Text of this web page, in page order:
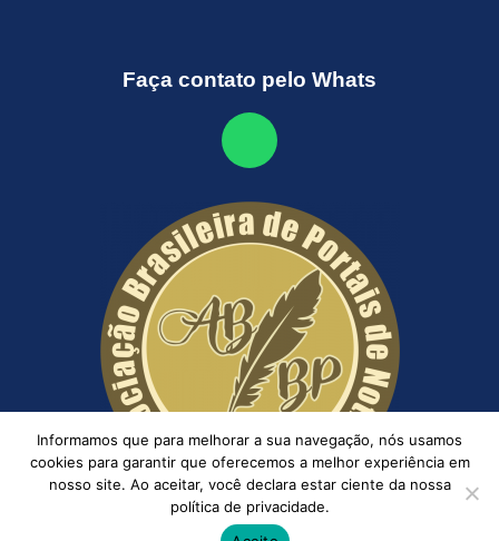
Faça contato pelo Whats
Informamos que para melhorar a sua navegação, nós usamos
cookies para garantir que oferecemos a melhor experiência em
nosso site. Ao aceitar, você declara estar ciente da nossa
política de privacidade.